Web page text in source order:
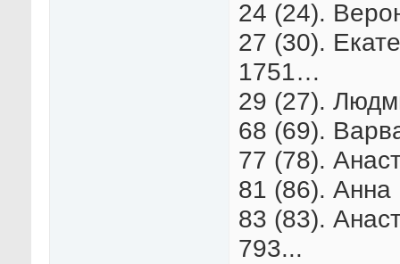
24 (24).
27 (30).
1751…
29 (27).
68 (69).
77 (78).
81 (86). Анна
83 (83).
793...